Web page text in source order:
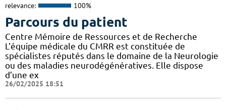
relevance: 100%
Parcours du patient
Centre Mémoire de Ressources et de Recherche
L'équipe médicale du CMRR est constituée de
spécialistes réputés dans le domaine de la Neurologie
ou des maladies neurodégénératives. Elle dispose
d’une ex
26/02/2025 18:51